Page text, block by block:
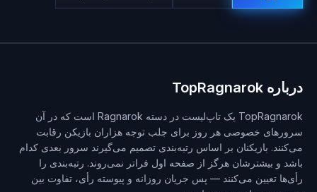
درباره TopRagnarok
TopRagnarok یک تاپ‌لیست در دسته Ragnarok است که در آن
سرورهای خصوصی هر روز برای جلب توجه هزاران بازیکن رقابت
می‌کنند. بازیکنان بر اساس رتبه‌بندی تصمیم می‌گیرند سرور بعدی کدام
باشد و بیشترشان هرگز از صفحه اول فراتر نمی‌روند. رتبه‌بندی را
رأی‌ها تعیین می‌کنند — پس جریان روزانه و پیوسته رأی، تفاوت بین